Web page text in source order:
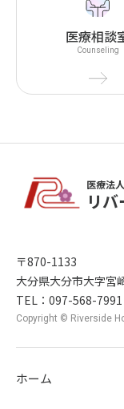
医療相談
Counseling
医療法
リ
〒870-1133
大分県大分市大字宮
TEL：097-568-
Copyright © Riverside
ホーム